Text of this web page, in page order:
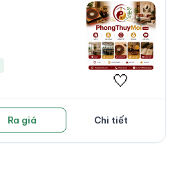
🤍
Ra giá Chi tiết